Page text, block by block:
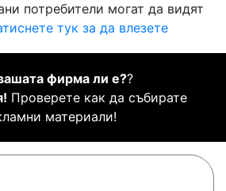
потребители могат да видят
тук за да влезете
фирма ли е??
Проверете как да събирате
материали!